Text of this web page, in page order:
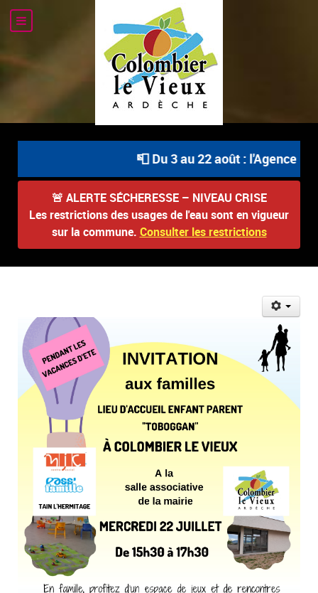
📮 Du 3 au 22 août : l'Agence
🚨 ALERTE SÉCHERESSE – NIVEAU CRISE
Les restrictions des usages de l'eau sont en vigueur
sur la commune. Consulter les restrictions